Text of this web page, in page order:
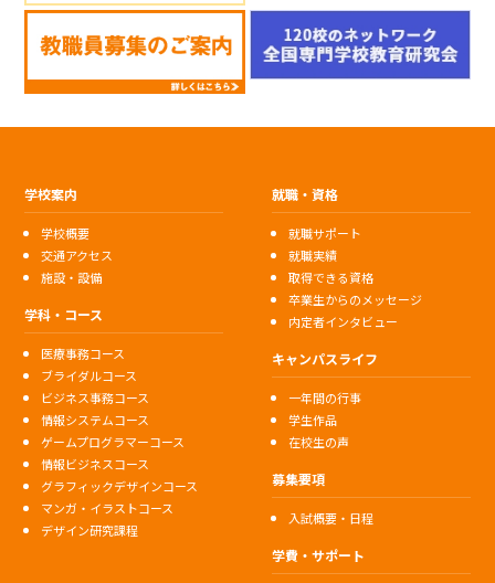
学校案内
学校概要
交通アクセス
施設・設備
学科・コース
医療事務コース
ブライダルコース
ビジネス事務コース
情報システムコース
ゲームプログラマーコース
情報ビジネスコース
グラフィックデザインコース
マンガ・イラストコース
デザイン研究課程
就職・資格
就職サポート
就職実績
取得できる資格
卒業生からのメッセージ
内定者インタビュー
キャンパスライフ
一年間の行事
学生作品
在校生の声
募集要項
入試概要・日程
学費・サポート